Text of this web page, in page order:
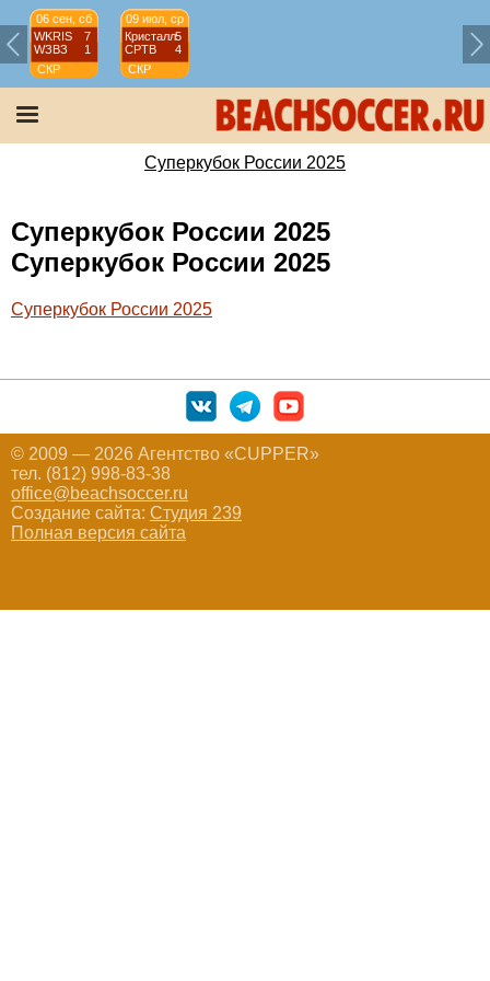
06 сен, сб
WKRIS
7
WЗВЗ
1
СКР
Суперкубок
2025
09 июл, ср
Кристалл5
СРТВ
4
СКР
Суперкубок
Суперкубок России 2025
Суперкубок России 2025
Суперкубок России 2025
Суперкубок России 2025
© 2009 — 2026 Агентство «CUPPER»
тел. (812) 998-83-38
office@beachsoccer.ru
Создание сайта: Студия 239
Полная версия сайта